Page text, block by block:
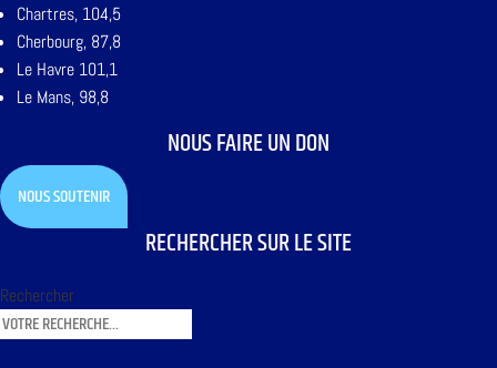
Chartres, 104,5
Cherbourg, 87,8
Le Havre 101,1
Le Mans, 98,8
NOUS FAIRE UN DON
NOUS SOUTENIR
RECHERCHER SUR LE SITE
Rechercher